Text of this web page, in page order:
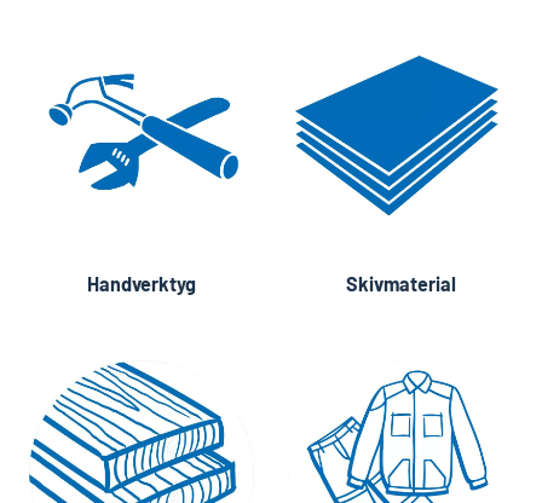
Handverktyg Skivmaterial